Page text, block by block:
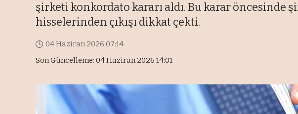
şirketi konkordato kararı aldı. Bu karar öncesinde
hisselerinden çıkışı dikkat çekti.
Son Güncelleme: 04 Haziran 2026 14:01
04 Haziran 2026 07:14